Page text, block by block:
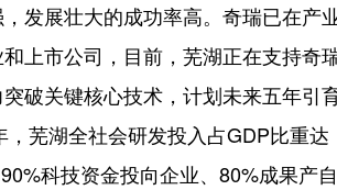
发展壮大的成功率高。奇瑞已在产
上市公司，目前，芜湖正在支持奇
破关键核心技术，计划未来五年引
芜湖全社会研发投入占GDP比重达
科技资金投向企业、80%成果产